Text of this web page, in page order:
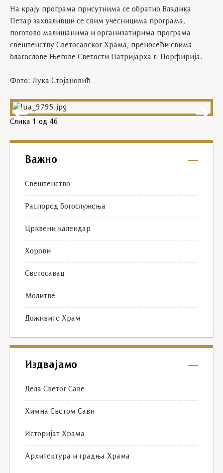
На крају програма присутнима се обратио Владика
Петар захваливши се свим учесницима програма,
поготово малишанима и организатирима програма
свештенству Светосавског Храма, преносећи свима
благослове Његове Светости Патријарха г. Порфирија.
Фото: Лука Стојановић
Слика 1 од 46
Важно
Свештенство
Распоред богослужења
Црквени календар
Хорови
Светосавац
Молитве
Доживите Храм
Издвајамо
Дела Светог Саве
Химна Светом Сави
Историјат Храма
Архитектура и градња Храма